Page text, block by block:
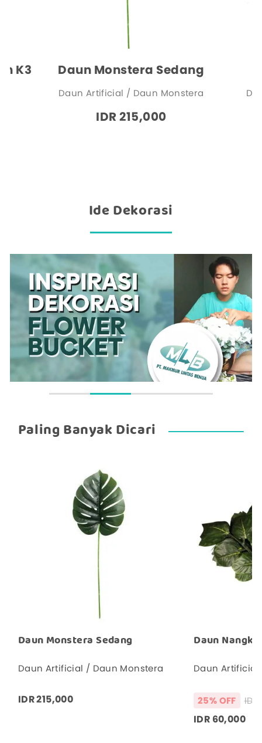
K3 Daun Monstera Sedang
Daun Artificial / Daun Monstera
IDR 215,000
Ide Dekorasi
Paling Banyak Dicari
Daun Monstera Sedang
Daun Artificial / Daun Monstera
IDR 215,000
Daun
Daun
25% OFF
IDR 60,000